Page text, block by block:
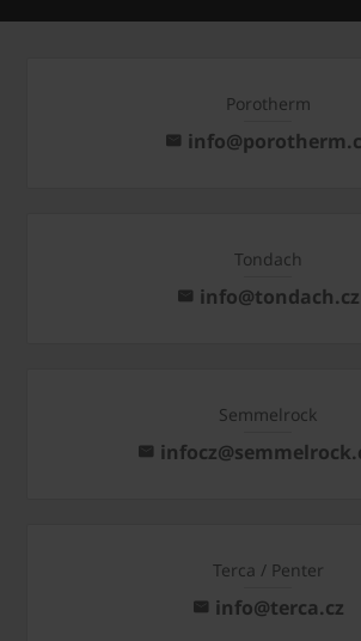
Porotherm
Tondach
info@tondach.cz
Semmelrock
Terca / Penter
info@terca.cz